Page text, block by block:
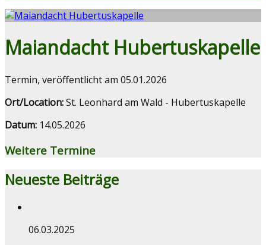
Maiandacht Hubertuskapelle
Termin, veröffentlicht am 05.01.2026
Ort/Location:St. Leonhard am Wald - Hubertuskapelle
Datum: 14.05.2026
Weitere Termine
Neueste Beiträge
06.03.2025